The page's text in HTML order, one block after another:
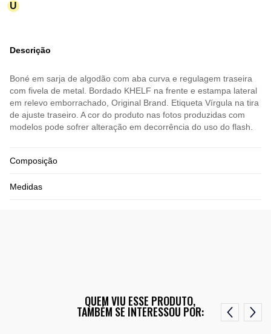
U
Descrição
Boné em sarja de algodão com aba curva e regulagem traseira
com fivela de metal. Bordado KHELF na frente e estampa lateral
em relevo emborrachado, Original Brand. Etiqueta Vírgula na tira
de ajuste traseiro. A cor do produto nas fotos produzidas com
modelos pode sofrer alteração em decorrência do uso do flash.
Composição
Medidas
QUEM VIU ESSE PRODUTO,
TAMBÉM SE INTERESSOU POR: